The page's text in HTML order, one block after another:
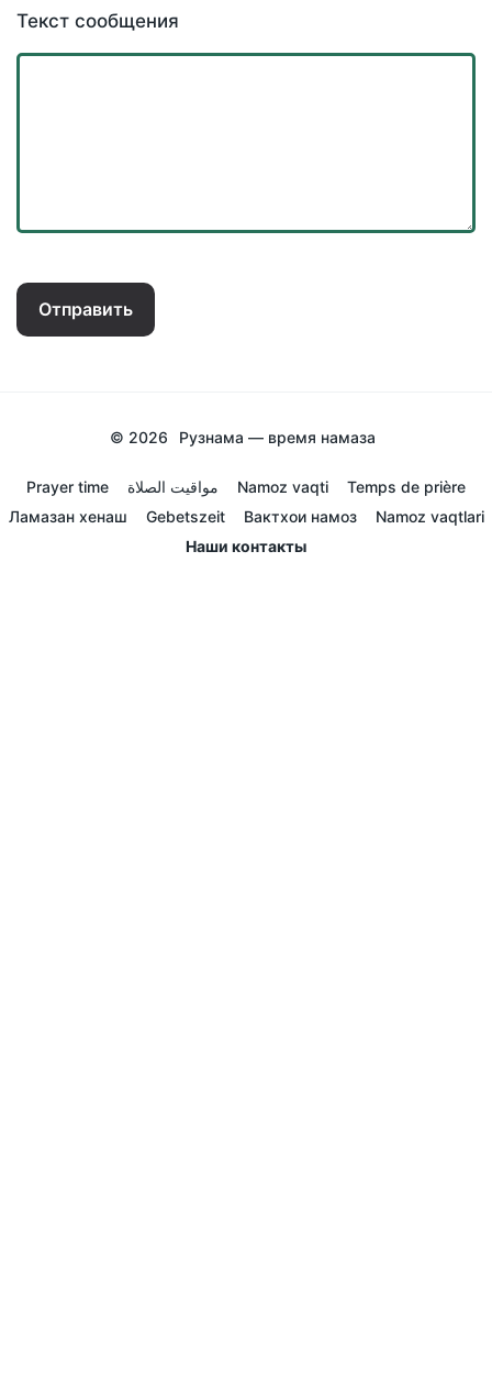
Текст сообщения
Отправить
© 2026 Рузнама — время намаза
Prayer time مواقيت الصلاة Namoz vaqti
Temps de prière
Ламазан хенаш
Gebetszeit Вактхои намоз
Namoz vaqtlari
Наши контакты